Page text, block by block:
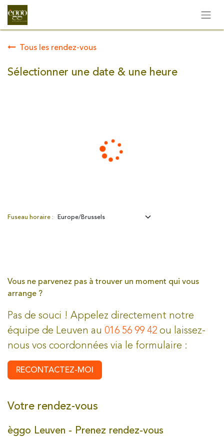
Tous les rendez-vous
Sélectionner une date & une heure
Fuseau horaire :
Vous ne parvenez pas à trouver un moment qui vous
arrange ?
Pas de souci ! Appelez directement notre
équipe de Leuven au 016 56 99 42 ou laissez-
nous vos coordonnées via le formulaire :
RECONTACTEZ-MOI
Votre rendez-vous
èggo Leuven - Prenez rendez-vous